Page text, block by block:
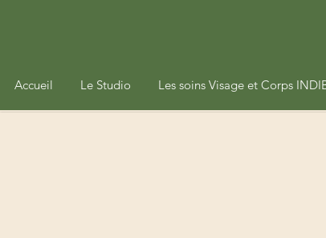
Accueil Le Studio Les soins Visage et Corps